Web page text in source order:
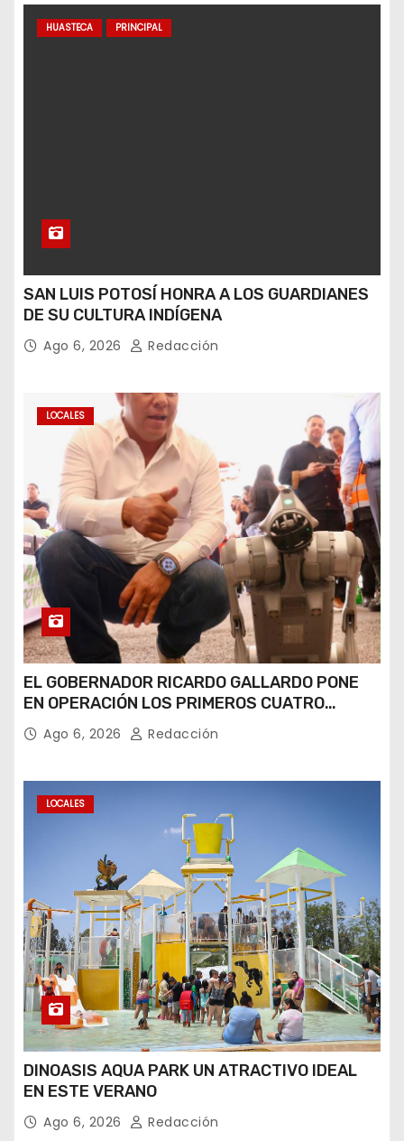
HUASTECA PRINCIPAL
SAN LUIS POTOSÍ HONRA A LOS GUARDIANES
DE SU CULTURA INDÍGENA
Ago 6, 2026 Redacción
LOCALES
EL GOBERNADOR RICARDO GALLARDO PONE
EN OPERACIÓN LOS PRIMEROS CUATRO
PERROS ROBOT
Ago 6, 2026 Redacción
LOCALES
DINOASIS AQUA PARK UN ATRACTIVO IDEAL
EN ESTE VERANO
Ago 6, 2026 Redacción